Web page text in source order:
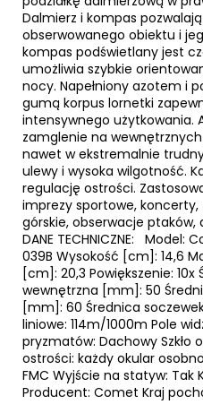
Dalmierz i kompas
obserwowanego obiektu i
kompas podświetlany jest
umożliwia szybkie
nocy. Napełniony azotem i
gumą korpus lornetki
intensywnego użytkowania.
zamglenie na
nawet w ekstremalnie
ulewy i wysoka wilgotność.
regulację ostrości.
imprezy sportowe, koncerty,
górskie, obserwacje
DANE TECHNICZNE: Model:
039B Wysokość [cm]: 14,6
[cm]: 20,3 Powiększenie:
wewnętrzna [mm]: 50
[mm]: 60 Średnica
liniowe: 114m/1000m Pole
pryzmatów: Dachowy Szkło
ostrości: każdy okular
FMC Wyjście na statyw: Tak
Producent: Comet Kraj